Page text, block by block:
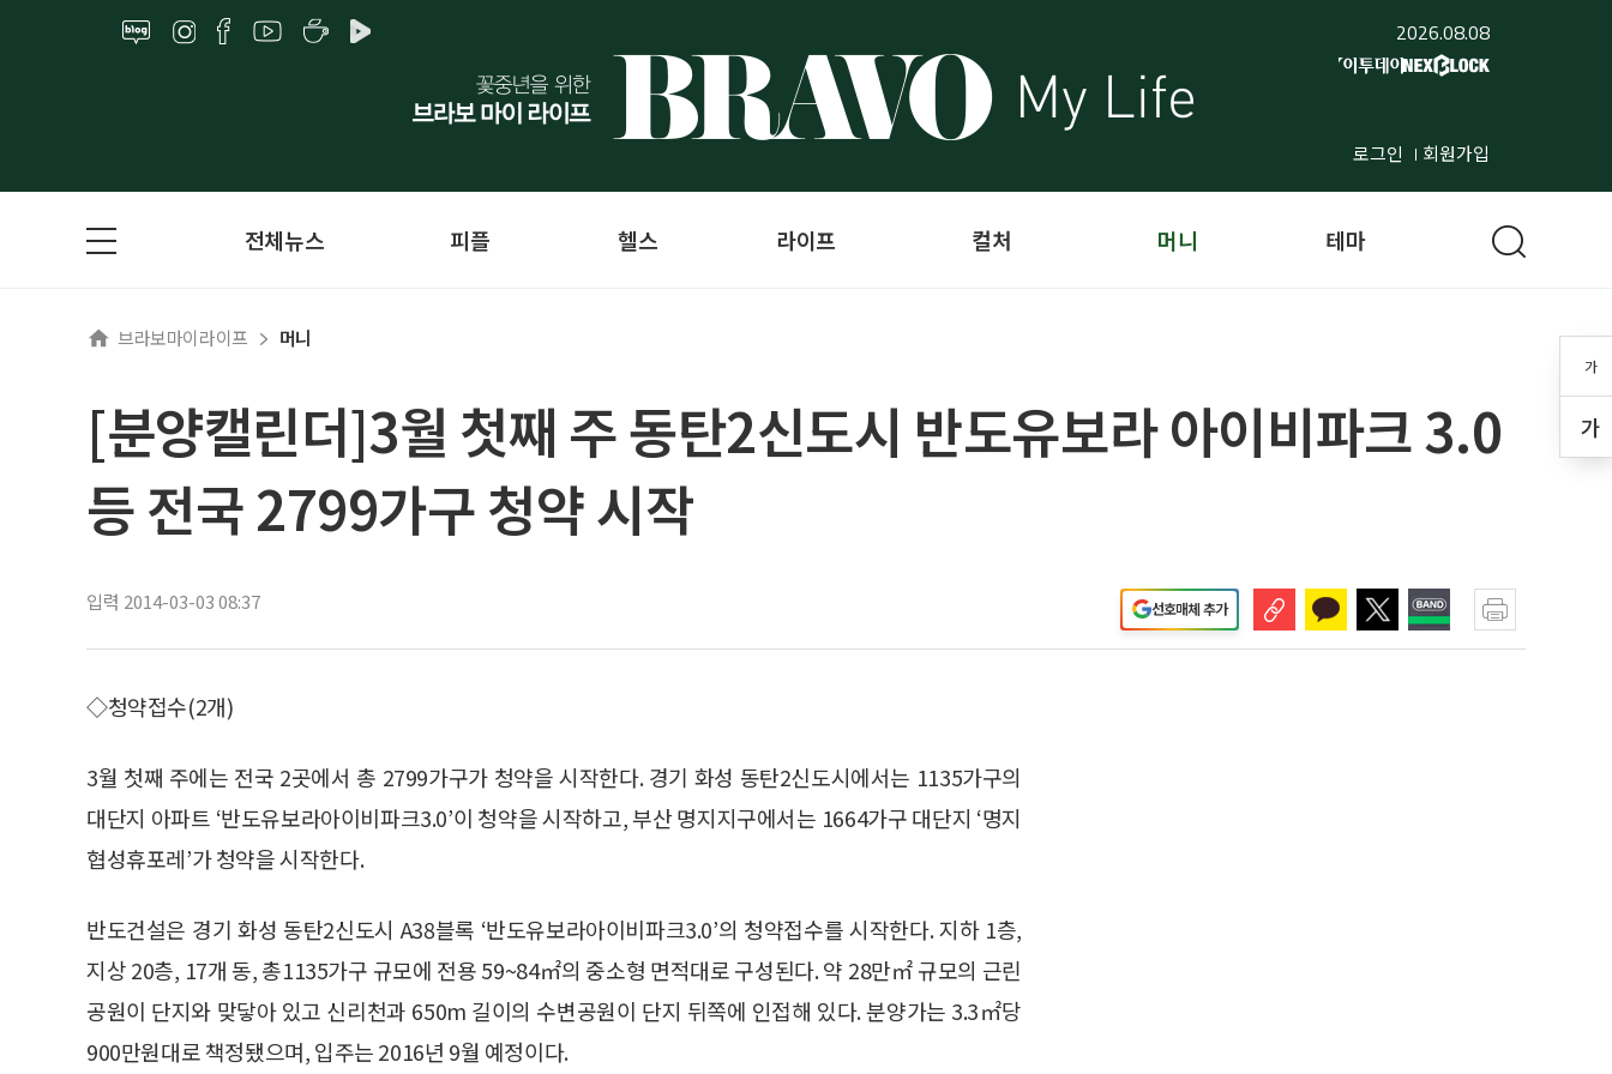
2026.08.08
로그인 회원가입
가
가
전체뉴스 피플 헬스 라이프 컬처 머니 테마
브라보마이라이프 머니
[분양캘린더]3월 첫째 주 동탄2신도시 반도유보라 아이비파크 3.0
등 전국 2799가구 청약 시작
입력 2014-03-03 08:37 선호매체 추가
◇청약접수(2개)
3월 첫째 주에는 전국 2곳에서 총 2799가구가 청약을 시작한다. 경기 화성 동탄2신도시에서는 1135가구의
대단지 아파트 ‘반도유보라아이비파크3.0’이 청약을 시작하고, 부산 명지지구에서는 1664가구 대단지 ‘명지
협성휴포레’가 청약을 시작한다.
반도건설은 경기 화성 동탄2신도시 A38블록 ‘반도유보라아이비파크3.0’의 청약접수를 시작한다. 지하 1층,
지상 20층, 17개 동, 총1135가구 규모에 전용 59~84㎡의 중소형 면적대로 구성된다. 약 28만㎡ 규모의 근린
공원이 단지와 맞닿아 있고 신리천과 650m 길이의 수변공원이 단지 뒤쪽에 인접해 있다. 분양가는 3.3㎡당
900만원대로 책정됐으며, 입주는 2016년 9월 예정이다.